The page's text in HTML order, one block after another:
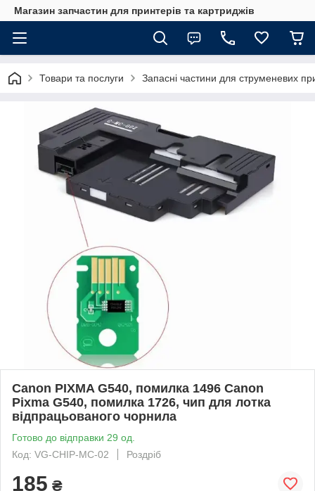
Магазин запчастин для принтерів та картриджів
Товари та послуги Запасні частини для струменевих
Canon PIXMA G540, помилка 1496 Canon
Pixma G540, помилка 1726, чип для лотка
відпрацьованого чорнила
Готово до відправки 29 од.
Код: VG-CHIP-MC-02
Роздріб
185 ₴